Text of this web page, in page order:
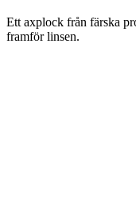
Ett axplock från färska
framför linsen.